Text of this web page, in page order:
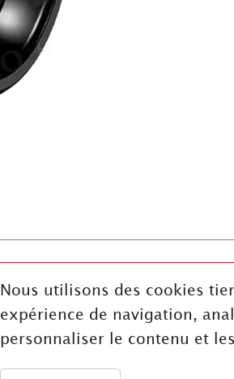
Nous utilisons des cookies
expérience de navigation,
personnaliser le contenu et